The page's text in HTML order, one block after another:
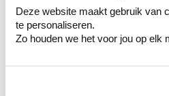
Deze website maakt gebruik van
te personaliseren.
Zo houden we het voor jou op elk
Bekijk er de
te verfijnen.